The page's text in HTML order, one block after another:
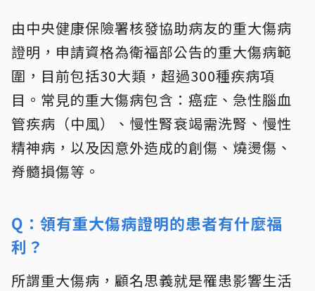
由中央健康保險署核發協助病友的重大傷病
證明，申請資格為衛福部公告的重大傷病範
圍，目前包括30大類，超過300種疾病項
目。常見的重大傷病包含：癌症、急性腦血
管疾病（中風）、慢性腎衰竭需洗腎、慢性
精神病，以及因意外造成的創傷、燒燙傷、
脊髓損傷等。
Q：領有重大傷病證明的患者有什麼福
利？
所謂重大傷病，顧名思義就是罹患影響生活